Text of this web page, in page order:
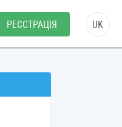
РЕЄСТРАЦІЯ UK